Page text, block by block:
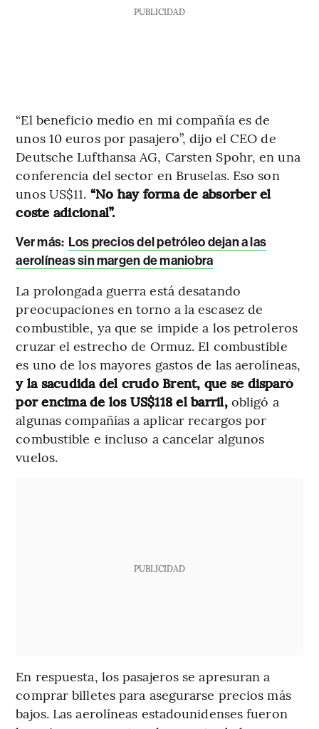
PUBLICIDAD
“El beneficio medio en mi compañía es de
unos 10 euros por pasajero”, dijo el CEO de
Deutsche Lufthansa AG, Carsten Spohr, en una
conferencia del sector en Bruselas. Eso son
unos US$11. “No hay forma de absorber el
coste adicional”.
Ver más: Los precios del petróleo dejan a las
aerolíneas sin margen de maniobra
La prolongada guerra está desatando
preocupaciones en torno a la escasez de
combustible, ya que se impide a los petroleros
cruzar el estrecho de Ormuz. El combustible
es uno de los mayores gastos de las aerolíneas,
y la sacudida del crudo Brent, que se disparó
por encima de los US$118 el barril,obligó a
algunas compañías a aplicar recargos por
combustible e incluso a cancelar algunos
vuelos.
PUBLICIDAD
En respuesta, los pasajeros se apresuran a
comprar billetes para asegurarse precios más
bajos. Las aerolíneas estadounidenses fueron